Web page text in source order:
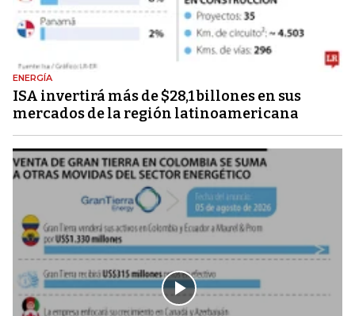
ENERGÍA
ISA invertirá más de $28,1 billones en sus
mercados de la región latinoamericana